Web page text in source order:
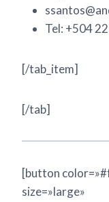
Tel: +504
[/tab_item]
[/tab]
[button
size=»large»